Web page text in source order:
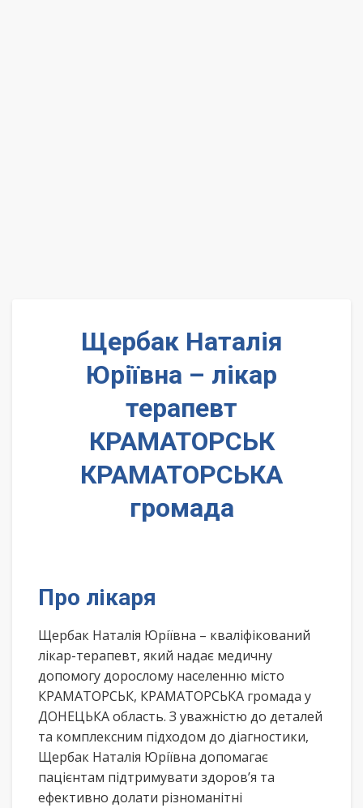
Щербак Наталія
Юріївна – лікар
терапевт
КРАМАТОРСЬК
КРАМАТОРСЬКА
громада
Про лікаря
Щербак Наталія Юріївна – кваліфікований
лікар-терапевт, який надає медичну
допомогу дорослому населенню місто
КРАМАТОРСЬК, КРАМАТОРСЬКА громада у
ДОНЕЦЬКА область. З уважністю до деталей
та комплексним підходом до діагностики,
Щербак Наталія Юріївна допомагає
пацієнтам підтримувати здоров’я та
ефективно долати різноманітні